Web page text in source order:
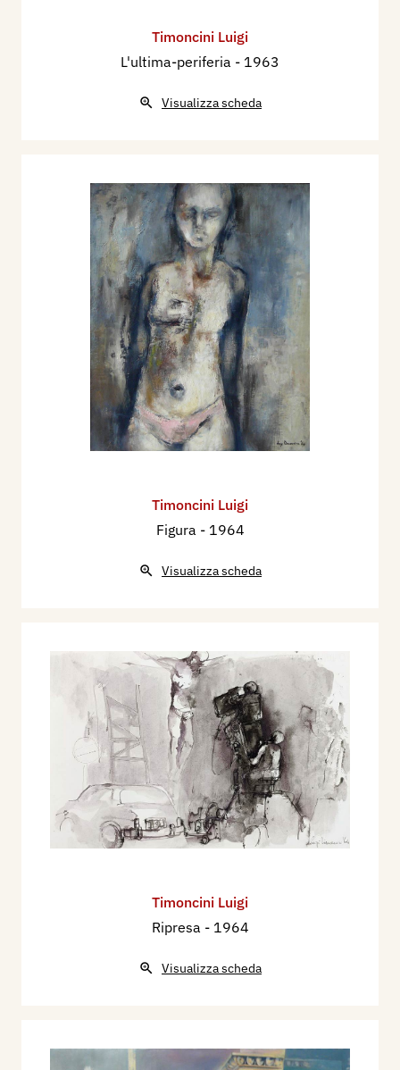
Timoncini Luigi
L'ultima-periferia - 1963
Visualizza scheda
Timoncini Luigi
Figura - 1964
Visualizza scheda
Timoncini Luigi
Ripresa - 1964
Visualizza scheda